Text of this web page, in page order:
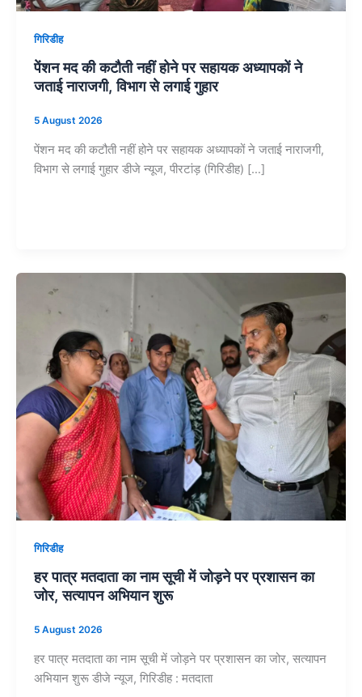
गिरिडीह
पेंशन मद की कटौती नहीं होने पर सहायक अध्यापकों ने
जताई नाराजगी, विभाग से लगाई गुहार
5 August 2026
पेंशन मद की कटौती नहीं होने पर सहायक अध्यापकों ने जताई नाराजगी,
विभाग से लगाई गुहार डीजे न्यूज, पीरटांड़ (गिरिडीह) […]
गिरिडीह
हर पात्र मतदाता का नाम सूची में जोड़ने पर प्रशासन का
जोर, सत्यापन अभियान शुरू
5 August 2026
हर पात्र मतदाता का नाम सूची में जोड़ने पर प्रशासन का जोर, सत्यापन
अभियान शुरू डीजे न्यूज, गिरिडीह : मतदाता